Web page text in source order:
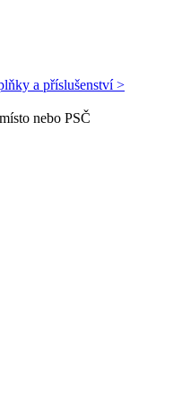
a příslušenství >
nebo PSČ